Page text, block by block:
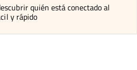
quién está conectado al
y rápido